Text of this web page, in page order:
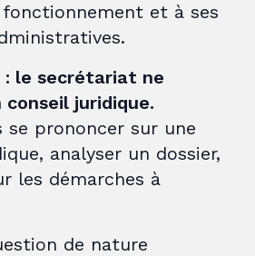
fonctionnement et à ses
le secrétariat ne
juridique.
se prononcer sur une
analyser un dossier,
les démarches à
de nature